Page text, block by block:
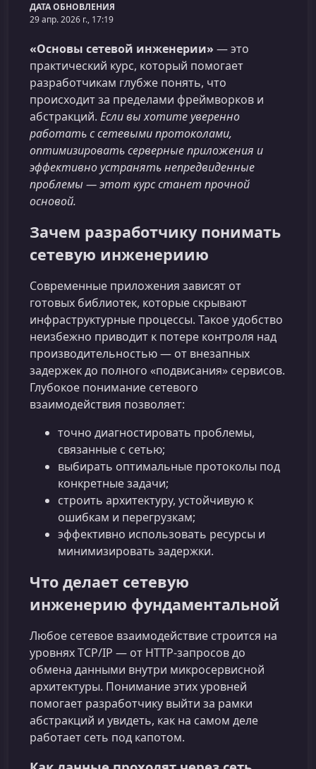
ДАТА ОБНОВЛЕНИЯ
29 апр. 2026 г., 17:19
«Основы сетевой инженерии» — это
практический курс, который помогает
разработчикам глубже понять, что
происходит за пределами фреймворков и
абстракций. Если вы хотите уверенно
работать с сетевыми протоколами,
оптимизировать серверные приложения и
эффективно устранять непредвиденные
проблемы — этот курс станет прочной
основой.
Зачем разработчику понимать
сетевую инженериию
Современные приложения зависят от
готовых библиотек, которые скрывают
инфраструктурные процессы. Такое удобство
неизбежно приводит к потере контроля над
производительностью — от внезапных
задержек до полного «подвисания» сервисов.
Глубокое понимание сетевого
взаимодействия позволяет:
точно диагностировать проблемы,
связанные с сетью;
выбирать оптимальные протоколы под
конкретные задачи;
строить архитектуру, устойчивую к
ошибкам и перегрузкам;
эффективно использовать ресурсы и
минимизировать задержки.
Что делает сетевую
инженерию фундаментальной
Любое сетевое взаимодействие строится на
уровнях TCP/IP — от HTTP‑запросов до
обмена данными внутри микросервисной
архитектуры. Понимание этих уровней
помогает разработчику выйти за рамки
абстракций и увидеть, как на самом деле
работает сеть под капотом.